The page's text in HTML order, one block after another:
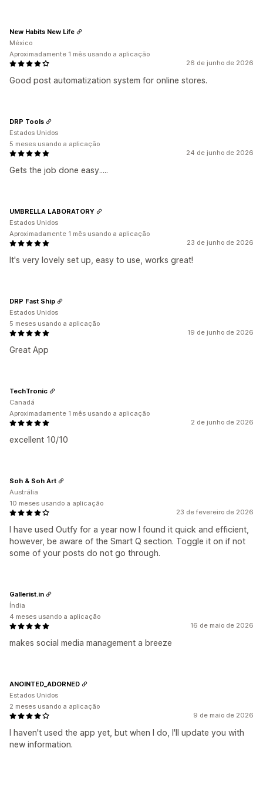
26 de junho de 2026
Good post automatization system for online stores.
New Habits New Life
México
Aproximadamente 1 mês usando a aplicação
24 de junho de 2026
Gets the job done easy.....
DRP Tools
Estados Unidos
5 meses usando a aplicação
23 de junho de 2026
It's very lovely set up, easy to use, works great!
UMBRELLA LABORATORY
Estados Unidos
Aproximadamente 1 mês usando a aplicação
19 de junho de 2026
Great App
DRP Fast Ship
Estados Unidos
5 meses usando a aplicação
2 de junho de 2026
excellent 10/10
TechTronic
Canadá
Aproximadamente 1 mês usando a aplicação
23 de fevereiro de 2026
I have used Outfy for a year now I found it quick and efficient,
however, be aware of the Smart Q section. Toggle it on if not
some of your posts do not go through.
Soh & Soh Art
Austrália
10 meses usando a aplicação
16 de maio de 2026
makes social media management a breeze
Gallerist.in
Índia
4 meses usando a aplicação
9 de maio de 2026
I haven't used the app yet, but when I do, I'll update you with
new information.
ANOINTED_ADORNED
Estados Unidos
2 meses usando a aplicação